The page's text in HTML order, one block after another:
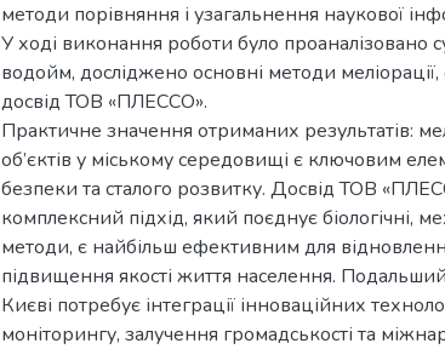
методи порівняння і узагальнення наукової
У ході виконання роботи було проаналізовано
водойм, досліджено основні методи
досвід ТОВ «ПЛЕССО».
Практичне значення отриманих результатів:
об’єктів у міському середовищі є ключовим
безпеки та сталого розвитку. Досвід ТОВ
комплексний підхід, який поєднує біологічні,
методи, є найбільш ефективним для
підвищення якості життя населення.
Києві потребує інтеграції інноваційних
моніторингу, залучення громадськості та